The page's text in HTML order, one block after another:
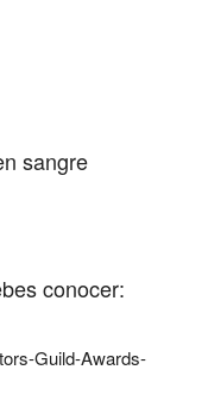
sangre
conocer: